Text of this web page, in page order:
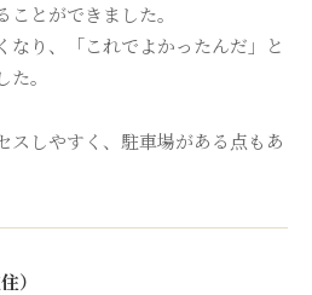
とができました。
なり、「これでよかったんだ」と
。
スしやすく、駐車場がある点もあ
）